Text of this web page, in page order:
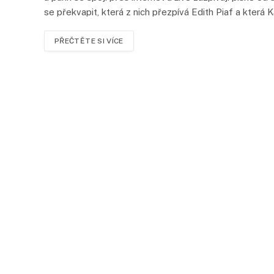
se překvapit, která z nich přezpívá Edith Piaf a která
PŘEČTĚTE SI VÍCE